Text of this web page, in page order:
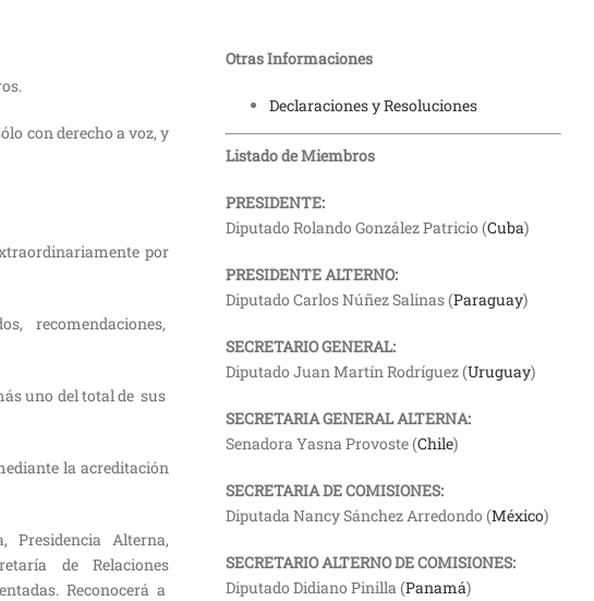
con derecho a voz, y
por
recomendaciones,
uno del total de sus
la acreditación
Presidencia Alterna,
de Relaciones
Reconocerá a
Otras Informaciones
Declaraciones y Resoluciones
Listado de Miembros
PRESIDENTE:
Diputado Rolando González Patricio (Cuba)
PRESIDENTE ALTERNO:
Diputado Carlos Núñez Salinas (Paraguay)
SECRETARIO GENERAL:
Diputado Juan Martín Rodríguez (Uruguay)
SECRETARIA GENERAL ALTERNA:
Senadora Yasna Provoste (Chile)
SECRETARIA DE COMISIONES:
Diputada Nancy Sánchez Arredondo (México)
SECRETARIO ALTERNO DE COMISIONES:
Diputado Didiano Pinilla (Panamá)